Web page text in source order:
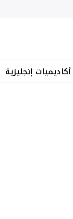
أكاديميات إنجليزية